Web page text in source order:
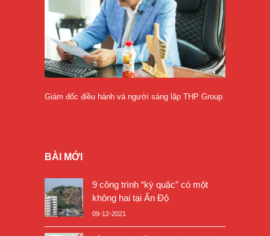
Giám đốc điều hành và người sáng lập THP Group
BÀI MỚI
9 công trình “kỳ quặc” có một
không hai tại Ấn Độ
09-12-2021